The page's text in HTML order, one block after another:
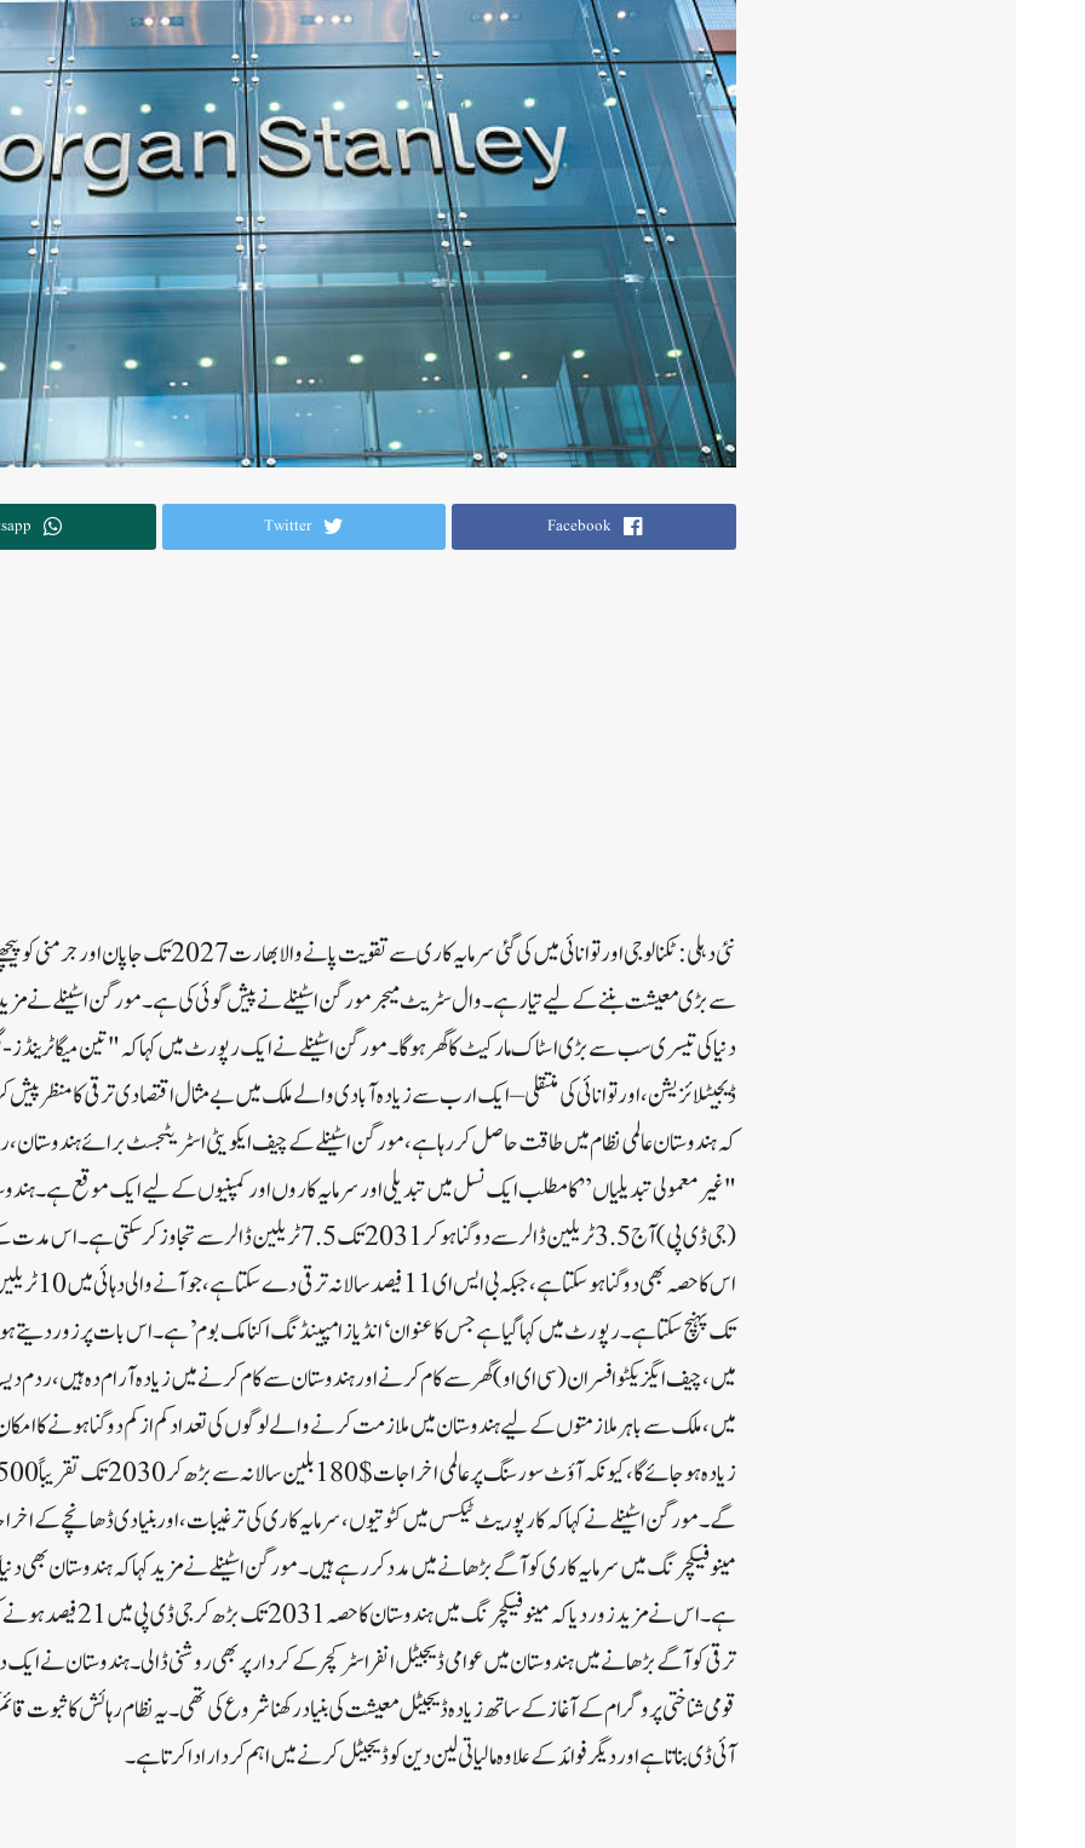
Facebook
Twitter
نئی دہلی:ٹکنالوجی اور توانائی میں کی گئی سرمایہ کاری سے
دنیا کی تیسری سب سے بڑی اسٹاک مارکیٹ کا گھر ہوگا۔مورگن اسٹینلے نے ایک رپورٹ میں کہا کہ "تین
ڈیجیٹلائزیشن، اور توانائی کی منتقلی – ایک ارب سے زیادہ آبادی والے ملک میں بے مثال اقتصادی ترقی کا منظر
کہ ہندوستان عالمی نظام میں طاقت حاصل کر رہا ہے، مورگن اسٹینلے کے چیف ایکویٹی اسٹریٹجسٹ برائے
"غیر معمولی تبدیلیاں” کا مطلب ایک نسل میں تبدیلی اور سرمایہ کاروں اور کمپنیوں کے لیے ایک موقع
(جی ڈی پی)آج 3.5 ٹریلین ڈالر سے دوگنا ہو کر 2031 تک 7.5 ٹریلین ڈالر سے
اس کا حصہ بھی
تک پہنچ سکتا ہے۔رپورٹ میں کہا گیا ہے جس کا عنوان ‘انڈیاز امپینڈنگ اکنامک بوم’ ہے۔اس بات پر زور دیتے
میں، چیف ایگزیکٹو افسران (سی ای او) گھر سے کام کرنے اور ہندوستان سے کام کرنے میں زیادہ آرام دہ ہیں، ردم
گے۔مورگن اسٹینلے نے کہا کہ کارپوریٹ ٹیکس میں کٹوتیوں، سرمایہ کاری کی ترغیبات، اور بنیادی ڈھانچے کے
مینوفیکچرنگ میں سرمایہ کاری کو آگے بڑھانے میں مدد کر رہے ہیں۔ مورگن اسٹینلے نے مزید کہا کہ ہندوستان بھی دنیا
ہے۔اس نے مزید زور دیا کہ
ترقی کو آگے بڑھانے میں ہندوستان میں عوامی ڈیجیٹل انفراسٹرکچر کے کردار پر بھی روشنی ڈالی۔ہندوستان نے ایک
قومی شناختی پروگرام کے آغاز کے ساتھ زیادہ ڈیجیٹل معیشت کی بنیاد رکھنا شروع کی تھی۔ یہ نظام رہائش کا ثبوت
آئی ڈی بناتا ہے اور دیگر فوائد کے علاوہ مالیاتی لین دین کو ڈیجیٹل کرنے میں اہم کردار ادا کرتا ہے۔